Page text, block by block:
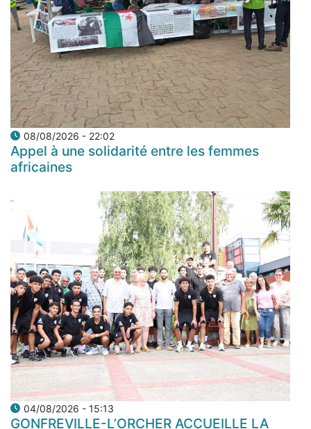
08/08/2026 - 22:02
Appel à une solidarité entre les femmes
africaines
04/08/2026 - 15:13
GONFREVILLE-L’ORCHER ACCUEILLE LA